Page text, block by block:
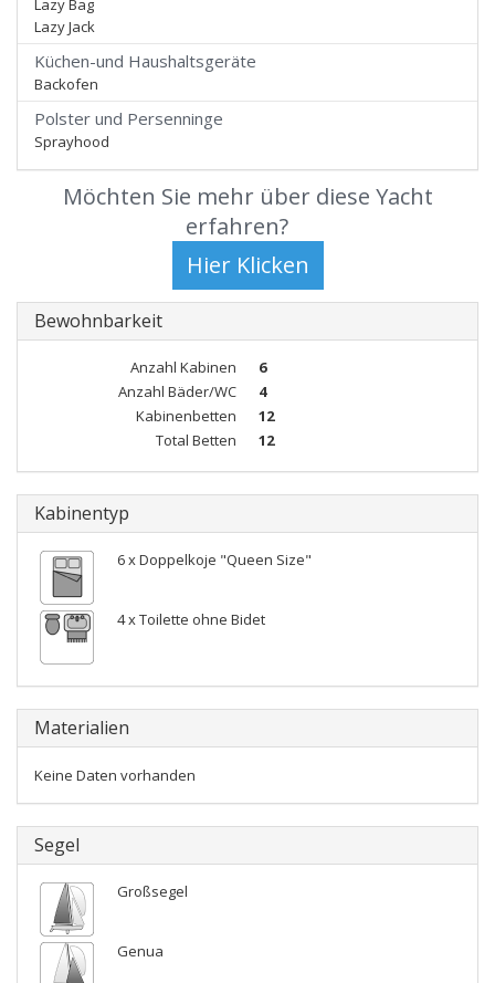
Lazy Bag
Lazy Jack
Küchen-und Haushaltsgeräte
Backofen
Polster und Persenninge
Sprayhood
Möchten Sie mehr über diese Yacht
erfahren?
Bewohnbarkeit
Anzahl Kabinen
6
Anzahl Bäder/WC
4
Kabinenbetten
12
Total Betten
12
Kabinentyp
6 x Doppelkoje "Queen Size"
4 x Toilette ohne Bidet
Materialien
Keine Daten vorhanden
Segel
Großsegel
Genua